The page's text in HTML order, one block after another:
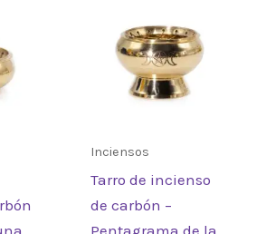
Inciensos
Tarro de incienso
de carbón –
Pentagrama de la